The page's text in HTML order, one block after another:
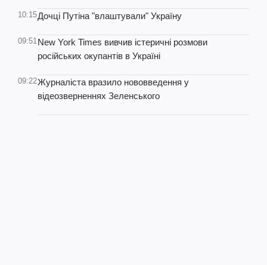
10:15Дочці Путіна "влаштували" Україну
09:51New York Times вивчив істеричні розмови
російських окупантів в Україні
09:22Журналіста вразило нововведення у
відеозверненнях Зеленського